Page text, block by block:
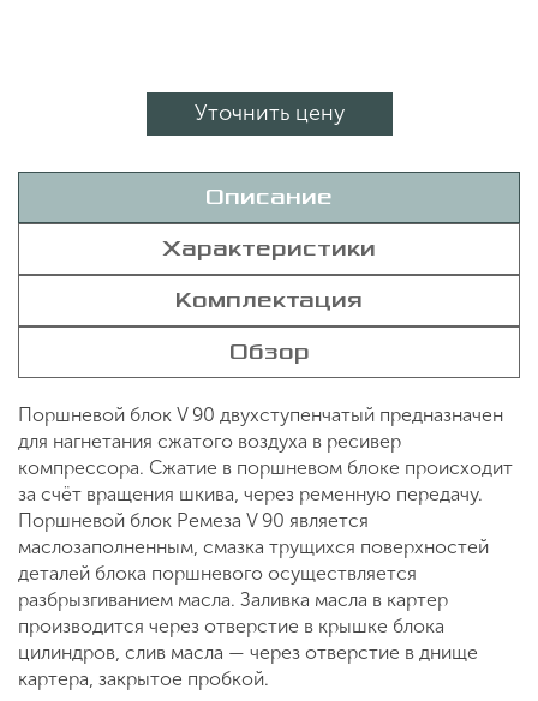
Уточнить цену
Описание
Характеристики
Комплектация
Обзор
Поршневой блок V 90 двухступенчатый предназначен
для нагнетания сжатого воздуха в ресивер
компрессора. Сжатие в поршневом блоке происходит
за счёт вращения шкива, через ременную передачу.
Поршневой блок Ремеза V 90 является
маслозаполненным, смазка трущихся поверхностей
деталей блока поршневого осуществляется
разбрызгиванием масла. Заливка масла в картер
производится через отверстие в крышке блока
цилиндров, слив масла — через отверстие в днище
картера, закрытое пробкой.